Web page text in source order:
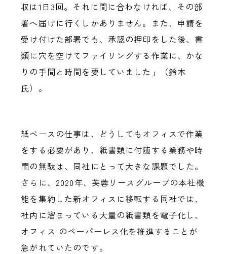
収は1日3回。それに間に合わなければ、その部
署へ届けに行くしかありません。また、申請を
受け付けた部署でも、承認の押印をした後、書
類に穴を空けてファイリングする作業に、かな
りの手間と時間を要していました」（鈴木
氏）。
紙ベースの仕事は、どうしてもオフィスで作業
をする必要があり、紙書類に付随する業務や時
間の無駄は、同社にとって大きな課題でした。
さらに、2020年、芙蓉リースグループの本社機
能を集約した新オフィスに移転する同社では、
社内に溜まっている大量の紙書類を電子化し、
オフィス のペーパーレス化を推進することが
急がれていたのです。